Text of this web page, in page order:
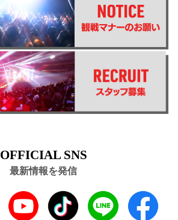
OFFICIAL SNS
最新情報を発信